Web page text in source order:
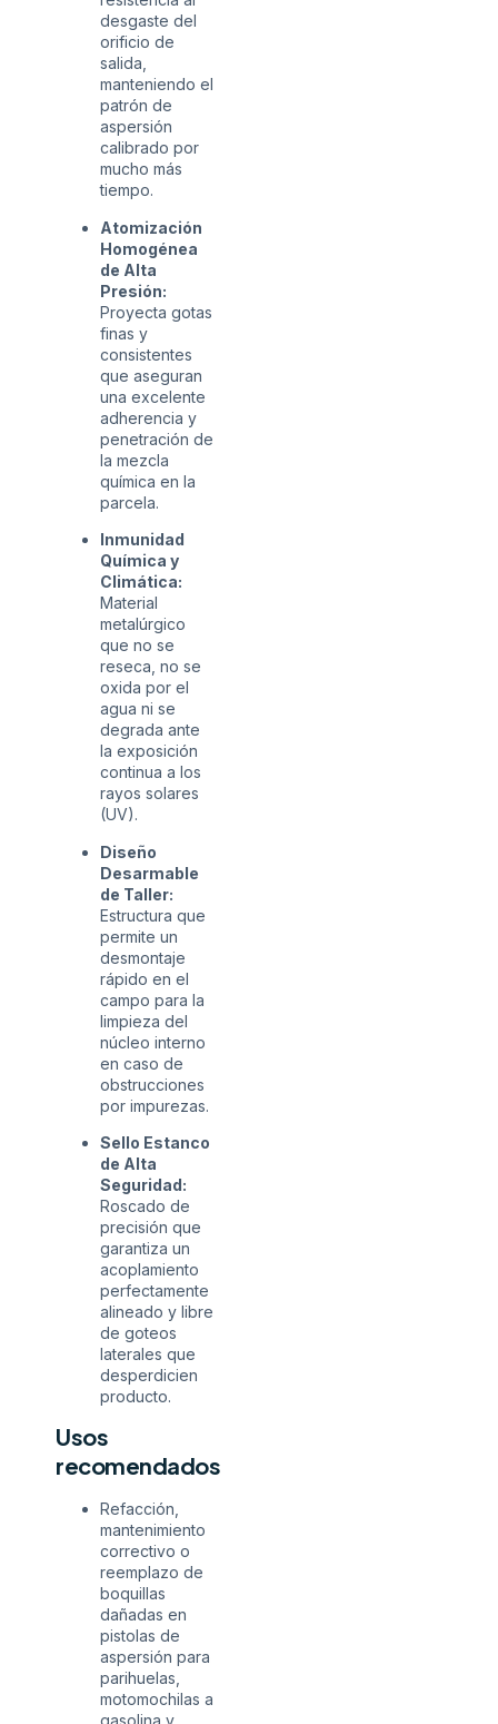
desgaste del
orificio de
salida,
manteniendo el
patrón de
aspersión
calibrado por
mucho más
tiempo.
Atomización
Homogénea
de Alta
Presión:
Proyecta gotas
finas y
consistentes
que aseguran
una excelente
adherencia y
penetración de
la mezcla
química en la
parcela.
Inmunidad
Química y
Climática:
Material
metalúrgico
que no se
reseca, no se
oxida por el
agua ni se
degrada ante
la exposición
continua a los
rayos solares
(UV).
Diseño
Desarmable
de Taller:
Estructura que
permite un
desmontaje
rápido en el
campo para la
limpieza del
núcleo interno
en caso de
obstrucciones
por impurezas.
Sello Estanco
de Alta
Seguridad:
Roscado de
precisión que
garantiza un
acoplamiento
perfectamente
alineado y libre
de goteos
laterales que
desperdicien
producto.
Usos
recomendados
Refacción,
mantenimiento
correctivo o
reemplazo de
boquillas
dañadas en
pistolas de
aspersión para
parihuelas,
motomochilas a